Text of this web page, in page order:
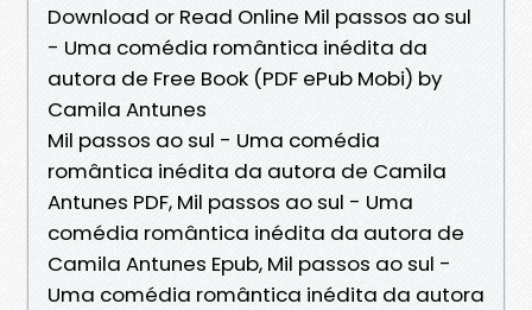
Download or Read Online Mil passos ao sul
- Uma comédia romântica inédita da
autora de Free Book (PDF ePub Mobi) by
Camila Antunes
Mil passos ao sul - Uma comédia
romântica inédita da autora de Camila
Antunes PDF, Mil passos ao sul - Uma
comédia romântica inédita da autora de
Camila Antunes Epub, Mil passos ao sul -
Uma comédia romântica inédita da autora